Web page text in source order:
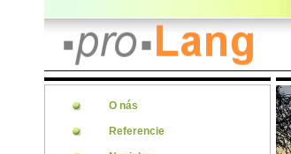
O nás
Referencie